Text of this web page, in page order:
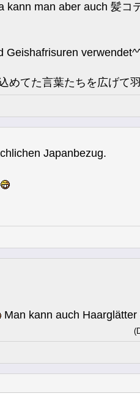
kann man aber auch 髪コ
Geishafrisuren
てた言葉たちを広げて
Japanbezug.
Man kann auch Haarglätter